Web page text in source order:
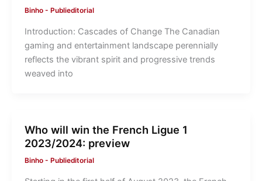
Binho - Publieditorial
Introduction: Cascades of Change The Canadian
gaming and entertainment landscape perennially
reflects the vibrant spirit and progressive trends
weaved into
Who will win the French Ligue 1
2023/2024: preview
Binho - Publieditorial